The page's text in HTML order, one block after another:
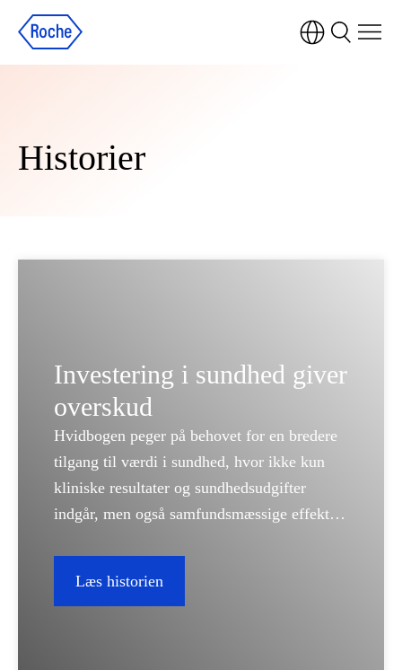
Historier
Investering i sundhed giver
overskud
Hvidbogen peger på behovet for en bredere
tilgang til værdi i sundhed, hvor ikke kun
kliniske resultater og sundhedsudgifter
indgår, men også samfundsmæssige effekter
beslutningsgrundlag for fremtidens
Læs historien